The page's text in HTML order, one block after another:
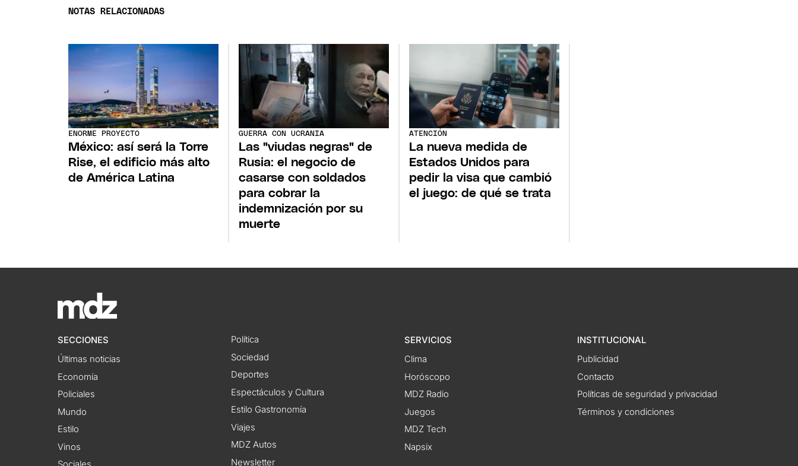
NOTAS RELACIONADAS
ENORME PROYECTO
México: así será la Torre
Rise, el edificio más alto
de América Latina
GUERRA CON UCRANIA
Las "viudas negras" de
Rusia: el negocio de
casarse con soldados
para cobrar la
indemnización por su
muerte
ATENCIÓN
La nueva medida de
Estados Unidos para
pedir la visa que cambió
el juego: de qué se trata
SECCIONES
Últimas noticias
Economía
Policiales
Mundo
Estilo
Vinos
Política
Sociedad
Deportes
Espectáculos y Cultura
Estilo Gastronomía
Viajes
MDZ Autos
Newsletter
SERVICIOS
Clima
Horóscopo
MDZ Radio
Juegos
MDZ Tech
Napsix
INSTITUCIONAL
Publicidad
Contacto
Políticas de seguridad y privacidad
Términos y condiciones